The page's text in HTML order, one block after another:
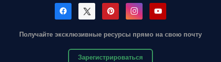
Получайте эксклюзивные ресурсы прямо на свою почту
Зарегистрироваться